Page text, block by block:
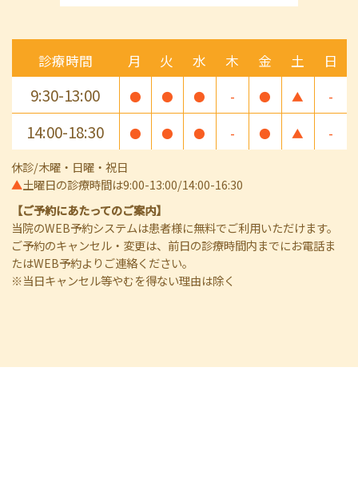
診療時間 月 火 水 木 金 土 日
9:30-13:00 ● ● ● - ● ▲ -
14:00-18:30 ● ● ● - ● ▲ -
休診/木曜・日曜・祝日
▲土曜日の診療時間は9:00-13:00/14:00-16:30
【ご予約にあたってのご案内】
当院のWEB予約システムは患者様に無料でご利用いただけます。
ご予約のキャンセル・変更は、前日の診療時間内までにお電話ま
たはWEB予約よりご連絡ください。
※当日キャンセル等やむを得ない理由は除く